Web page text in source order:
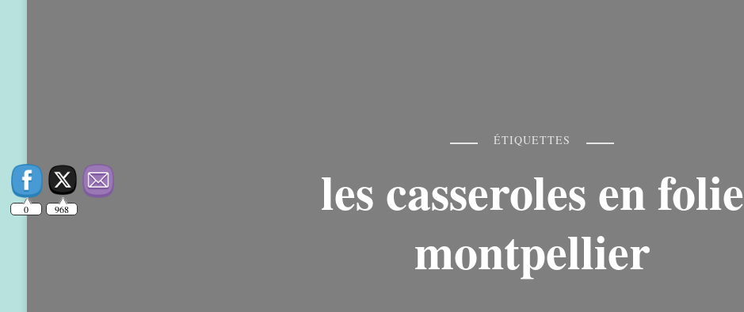
ÉTIQUETTES
les casseroles en folie
montpellier